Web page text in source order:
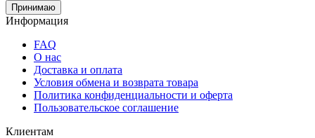
Принимаю
Информация
FAQ
О нас
Доставка и оплата
Условия обмена и возврата товара
Политика конфиденциальности и оферта
Пользовательское соглашение
Клиентам